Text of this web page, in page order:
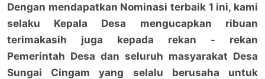
Dengan mendapatkan Nominasi terbaik 1 ini, kami
selaku Kepala Desa mengucapkan ribuan
terimakasih juga kepada rekan - rekan
Pemerintah Desa dan seluruh masyarakat Desa
Sungai Cingam yang selalu berusaha untuk